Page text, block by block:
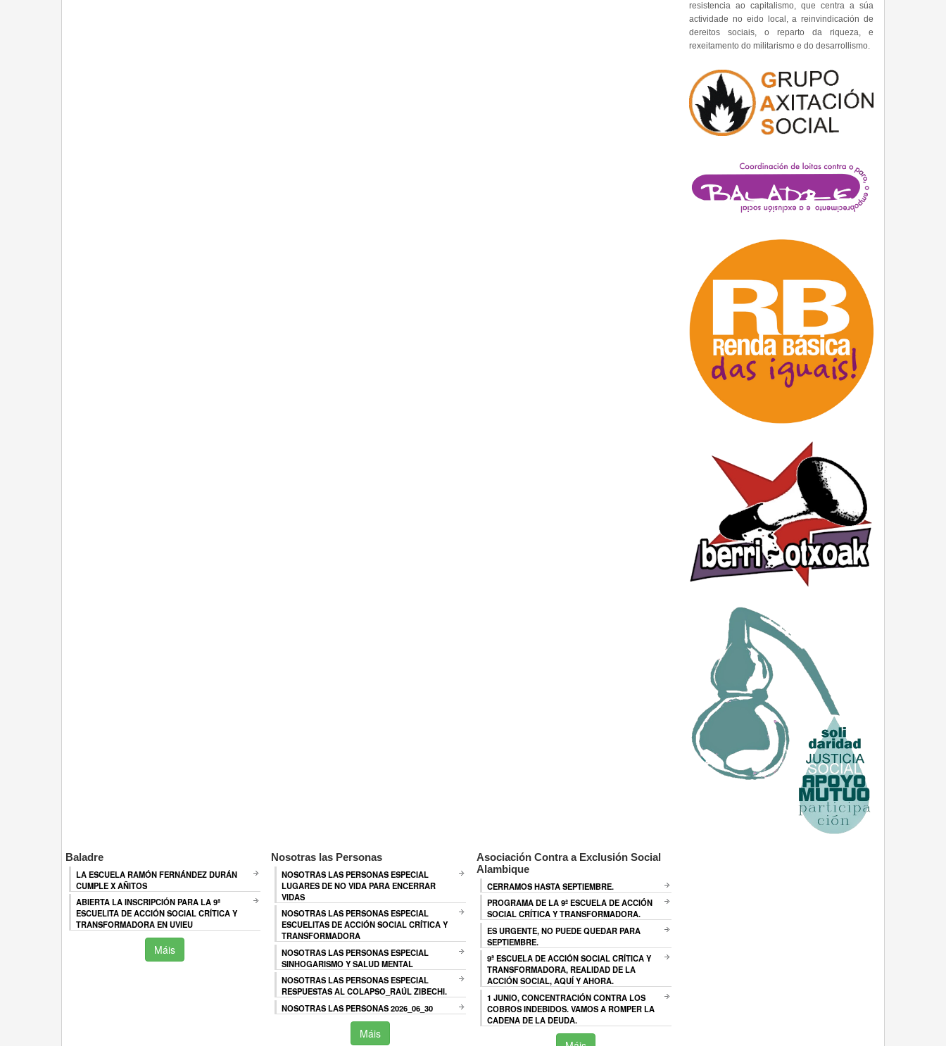
resistencia ao capitalismo, que centra a súa
actividade no eido local, a reinvindicación de
dereitos sociais, o reparto da riqueza, e
rexeitamento do militarismo e do desarrollismo.
Baladre
LA ESCUELA RAMÓN FERNÁNDEZ DURÁN
CUMPLE X AÑITOS
ABIERTA LA INSCRIPCIÓN PARA LA 9ª
ESCUELITA DE ACCIÓN SOCIAL CRÍTICA Y
TRANSFORMADORA EN UVIEU
Máis
Nosotras las Personas
NOSOTRAS LAS PERSONAS ESPECIAL
LUGARES DE NO VIDA PARA ENCERRAR
VIDAS
NOSOTRAS LAS PERSONAS ESPECIAL
ESCUELITAS DE ACCIÓN SOCIAL CRÍTICA Y
TRANSFORMADORA
NOSOTRAS LAS PERSONAS ESPECIAL
SINHOGARISMO Y SALUD MENTAL
NOSOTRAS LAS PERSONAS ESPECIAL
RESPUESTAS AL COLAPSO_RAÚL ZIBECHI.
NOSOTRAS LAS PERSONAS 2026_06_30
Máis
Asociación Contra a Exclusión Social
Alambique
CERRAMOS HASTA SEPTIEMBRE.
PROGRAMA DE LA 9ª ESCUELA DE ACCIÓN
SOCIAL CRÍTICA Y TRANSFORMADORA.
ES URGENTE, NO PUEDE QUEDAR PARA
SEPTIEMBRE.
9ª ESCUELA DE ACCIÓN SOCIAL CRÍTICA Y
TRANSFORMADORA, REALIDAD DE LA
ACCIÓN SOCIAL, AQUÍ Y AHORA.
1 JUNIO, CONCENTRACIÓN CONTRA LOS
COBROS INDEBIDOS. VAMOS A ROMPER LA
CADENA DE LA DEUDA.